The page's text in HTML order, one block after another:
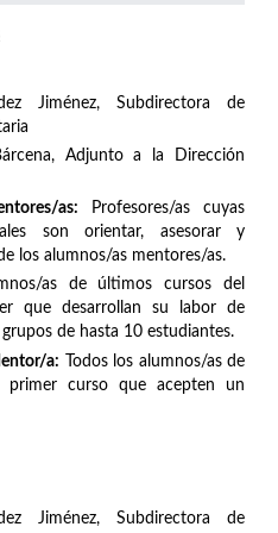
Jiménez, Subdirectora de
Adjunto a la Dirección
as: Profesores/as cuyas
son orientar, asesorar y
los alumnos/as mentores/as.
as de últimos cursos del
que desarrollan su labor de
de hasta 10 estudiantes.
a: Todos los alumnos/as de
primer curso que acepten un
Jiménez, Subdirectora de